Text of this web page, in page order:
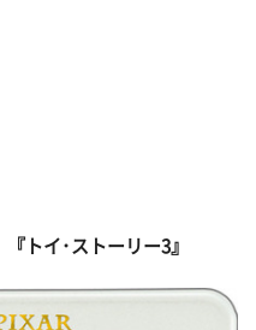
『トイ･ストーリー3』